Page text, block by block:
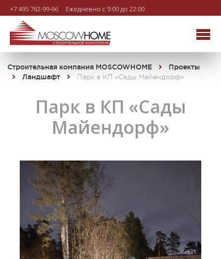
+7 495 762-99-66 Ежедневно с 9:00 до 22:00
Строительная компания MOSCOWHOME
Проекты
Ландшафт
Парк в КП «Сады Майендорф»
Парк в КП «Сады
Майендорф»